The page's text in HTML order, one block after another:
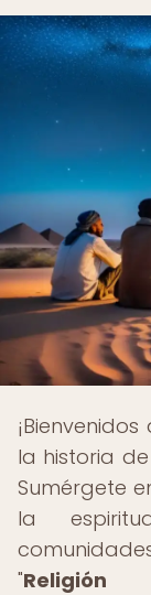
¡Bienvenidos
la historia
Sumérgete
la
"